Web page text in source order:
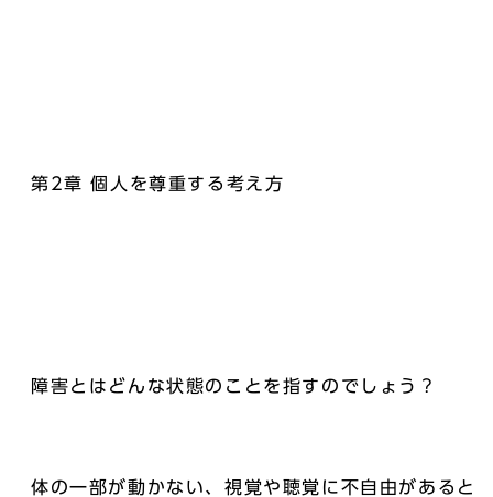
第2章 個人を尊重する考え方
障害とはどんな状態のことを指すのでしょう？
体の一部が動かない、視覚や聴覚に不自由があると